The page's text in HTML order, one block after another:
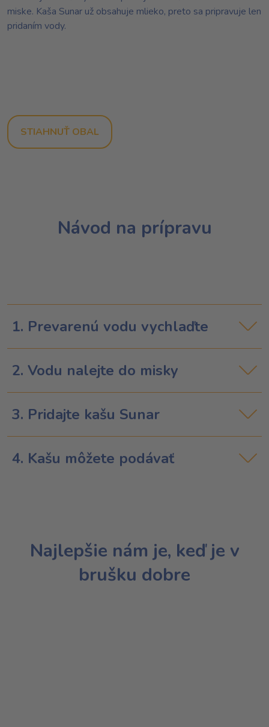
miske. Kaša Sunar už obsahuje mlieko, preto sa pripravuje len
pridaním vody.
STIAHNUŤ OBAL
Návod na prípravu
1. Prevarenú vodu vychlaďte
2. Vodu nalejte do misky
3. Pridajte kašu Sunar
4. Kašu môžete podávať
Najlepšie nám je, keď je v
brušku dobre